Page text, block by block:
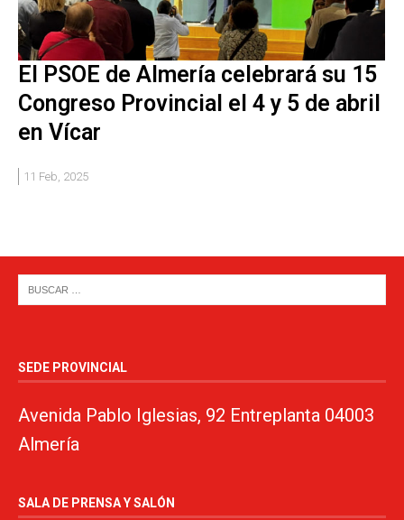
El PSOE de Almería celebrará su 15
Congreso Provincial el 4 y 5 de abril
en Vícar
11 Feb, 2025
SEDE PROVINCIAL
Avenida Pablo Iglesias, 92 Entreplanta 04003
Almería
SALA DE PRENSA Y SALÓN